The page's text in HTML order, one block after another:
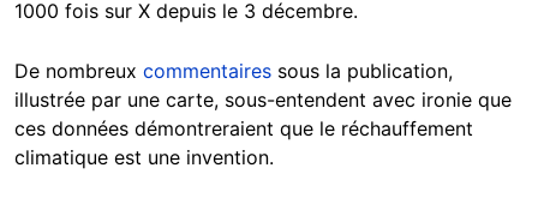
1000 fois sur X depuis le 3 décembre.
De nombreux commentaires sous la publication,
illustrée par une carte, sous-entendent avec ironie que
ces données démontreraient que le réchauffement
climatique est une invention.